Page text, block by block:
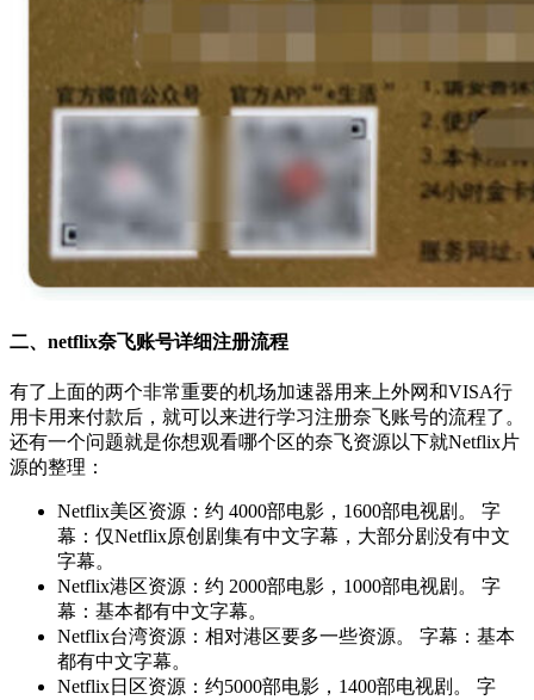
二、netflix奈飞账号详细注册流程
有了上面的两个非常重要的机场加速器用来上外网和VISA行
用卡用来付款后，就可以来进行学习注册奈飞账号的流程了。
还有一个问题就是你想观看哪个区的奈飞资源以下就Netflix片
源的整理：
Netflix美区资源：约 4000部电影，1600部电视剧。 字
幕：仅Netflix原创剧集有中文字幕，大部分剧没有中文
字幕。
Netflix港区资源：约 2000部电影，1000部电视剧。 字
幕：基本都有中文字幕。
Netflix台湾资源：相对港区要多一些资源。 字幕：基本
都有中文字幕。
Netflix日区资源：约5000部电影，1400部电视剧。 字